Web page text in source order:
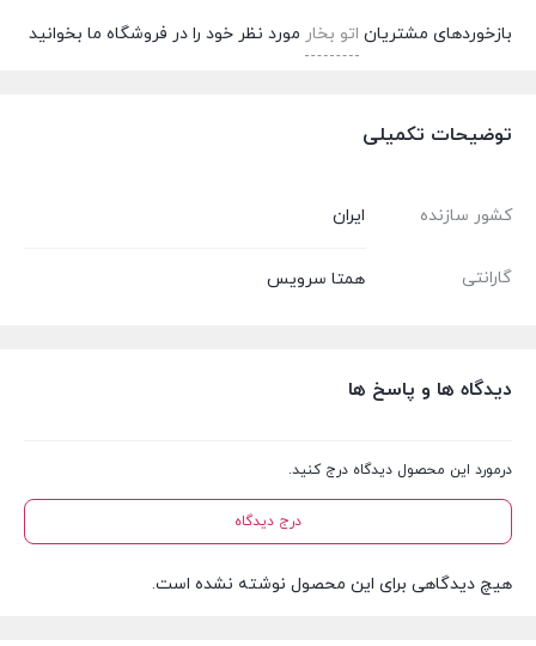
بازخوردهای مشتریان اتو بخار مورد نظر خود را در فروشگاه ما بخوانید
توضیحات تکمیلی
کشور سازنده ایران
گارانتی همتا سرویس
دیدگاه ها و پاسخ ها
درمورد این محصول دیدگاه درج کنید.
درج دیدگاه
هیچ دیدگاهی برای این محصول نوشته نشده است.